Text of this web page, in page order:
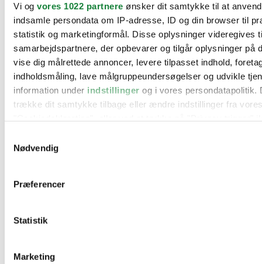
Vi og vores 1022 partnere ønsker dit samtykke til at
indsamle persondata om IP-adresse, ID og din browser til
statistik og marketingformål. Disse oplysninger videregives
samarbejdspartnere, der opbevarer og tilgår oplysninger på
vise dig målrettede annoncer, levere tilpasset indhold,
indholdsmåling, lave målgruppeundersøgelser og udvikle
information under indstillinger og i vores persondatapolitik.
trække dit samtykke tilbage eller ændre indstillinger fra
Hvis du tillader det, vil vi også gerne:
Identificere din enhed baseret på en scanning af
Dine valg anvendes på hele websitet.
Nødvendig
Præferencer
Statistik
Marketing
BMW
Citroën
Cupra
Dacia
Fiat
Ford
Hyundai
Mercedes
MG
Peugeot
Suzuki
Øvrige informationer